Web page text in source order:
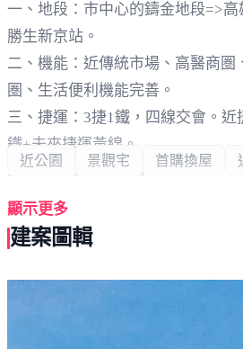
一、地段：市中心的鑄金地段=>高
勝生新京站。
二、機能：近傳統市場、高醫商圏
圏、生活便利機能完善。
三、捷運：3捷1鐵，四線交會。近
鐵+未來捷運黃線。
四、本案規劃：幸福川水岸首排、
向、3-4房全平車、35-55坪，全棟
近公園 景觀宅 首購換屋
顯示更多
建案圖輯